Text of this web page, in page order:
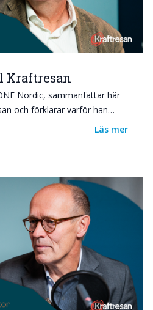
Nordic, sammanfattar här
och förklarar varför han
med Sveriges maktelit inom
upprepa den Kraftresa vi en
– eller ännu bättre,
en egen uppfattning! Vi
vecka. Du kan se dem på
Läs mer